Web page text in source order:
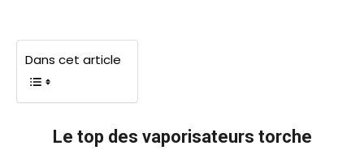
Dans cet article
Le top des vaporisateurs torche